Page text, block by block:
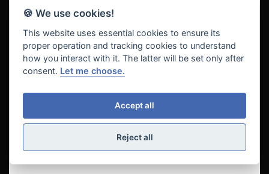
🍪 We use cookies!
This website uses essential cookies to ensure its
proper operation and tracking cookies to understand
how you interact with it. The latter will be set only after
consent. Let me choose.
Accept all
Reject all